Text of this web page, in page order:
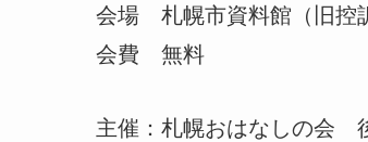
会場 札幌市資料館（旧控
会費 無料
主催：札幌おはなしの会